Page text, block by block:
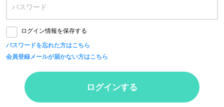
ログイン情報を保存する
パスワードを忘れた方はこちら
会員登録メールが届かない方はこちら
ログインする